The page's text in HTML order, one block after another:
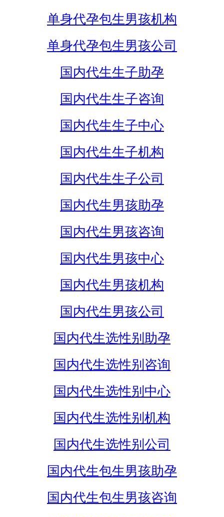
单身代孕包生男孩机构
单身代孕包生男孩公司
国内代生生子助孕
国内代生生子咨询
国内代生生子中心
国内代生生子机构
国内代生生子公司
国内代生男孩助孕
国内代生男孩咨询
国内代生男孩中心
国内代生男孩机构
国内代生男孩公司
国内代生选性别助孕
国内代生选性别咨询
国内代生选性别中心
国内代生选性别机构
国内代生选性别公司
国内代生包生男孩助孕
国内代生包生男孩咨询